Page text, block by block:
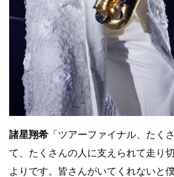
諸星翔希 「ツアーファイナル、たく
て、たくさんの人に支えられて走り
よりです。皆さんがいてくれないと